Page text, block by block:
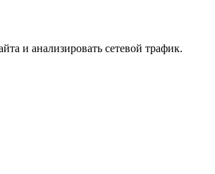
и анализировать сетевой трафик.